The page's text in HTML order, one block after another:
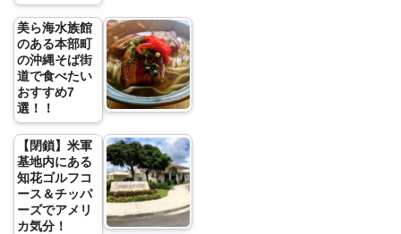
美ら海水族館
のある本部町
の沖縄そば街
道で食べたい
おすすめ7
選！！
【閉鎖】米軍
基地内にある
知花ゴルフコ
ース＆チッパ
ーズでアメリ
カ気分！